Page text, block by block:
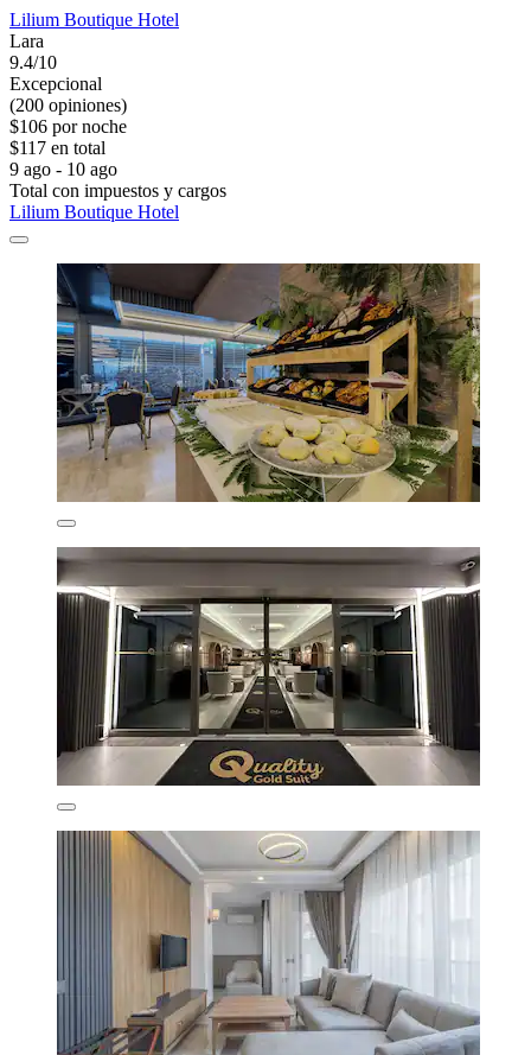
Lilium Boutique Hotel
Lara
9.4/10
Excepcional
(200 opiniones)
$106 por noche
$117 en total
9 ago - 10 ago
Total con impuestos y cargos
Lilium Boutique Hotel